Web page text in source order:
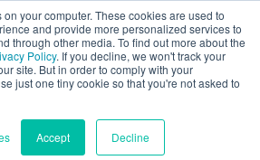
your computer. These cookies are used to
and provide more personalized services to
through other media. To find out more about the
Policy. If you decline, we won't track your
site. But in order to comply with your
just one tiny cookie so that you're not asked to
Accept Decline